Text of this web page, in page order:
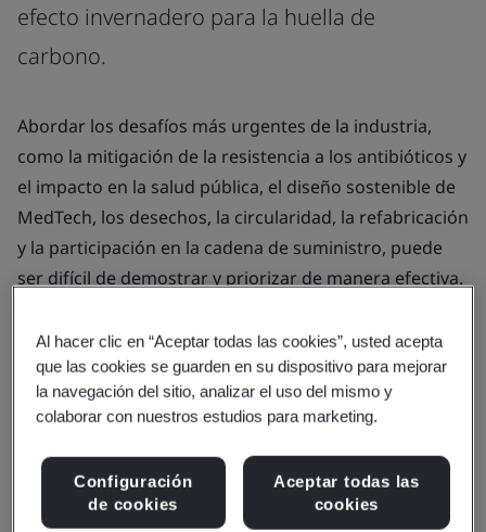
efecto invernadero para la huella de
carbono.
Abordar los desafíos más urgentes de la industria,
como la mitigación de la resistencia a los antibióticos y
el impacto en la salud pública, el diseño sostenible de
MedTech, los desechos, la circularidad, la refabricación
y la participación en la cadena de suministro, puede
ser difícil de demostrar y priorizar de manera efectiva.
toda la industria, con un organismo confiable, para
crear soluciones industriales que le ayuden a superar
estos desafíos y crear un futuro más sostenible para
Al hacer clic en “Aceptar todas las cookies”, usted acepta
que las cookies se guarden en su dispositivo para mejorar
la navegación del sitio, analizar el uso del mismo y
colaborar con nuestros estudios para marketing.
Configuración
de cookies
Aceptar todas las
cookies